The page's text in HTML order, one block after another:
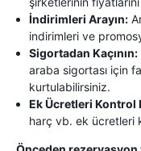
İndirimleri Arayın:
indirimleri ve
Sigortadan Kaçının:
araba sigortası için
kurtulabilirsiniz.
Ek Ücretleri Kontrol
harç vb. ek ücretleri